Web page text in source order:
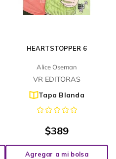
HEARTSTOPPER 6
Alice Oseman
VR EDITORAS
Tapa Blanda
$389
Agregar a mi bolsa